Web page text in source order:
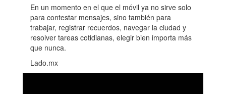
En un momento en el que el móvil ya no sirve solo
para contestar mensajes, sino también para
trabajar, registrar recuerdos, navegar la ciudad y
resolver tareas cotidianas, elegir bien importa más
que nunca.
Lado.mx